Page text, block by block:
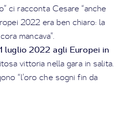
ci racconta Cesare “anche
2022 era ben chiaro: la
mancava”.
luglio 2022 agli Europei in
vittoria nella gara in salita.
“l’oro che sogni fin da